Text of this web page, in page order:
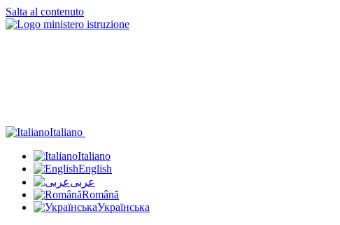
Salta al contenuto
Italiano
Italiano
English
عربى
Română
Українська